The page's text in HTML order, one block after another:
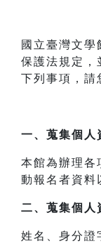
國立臺灣文
保護法規定，
下列事項，請
一、 蒐集個人
本館為辦理各
動報名者資料
二、 蒐集個人
姓名、身分證